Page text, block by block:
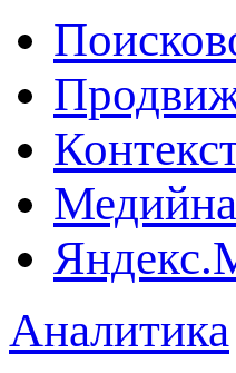
Аналитика